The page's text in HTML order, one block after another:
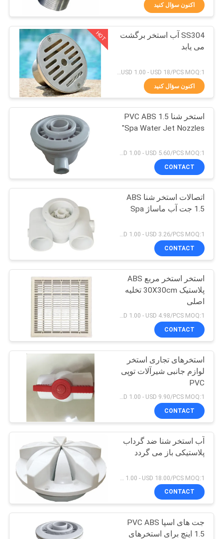
کنترل
کیفیت
تماس
بگیرید
نقل
قول
NEWS
نقشه
سایت
PRIVACY
POLICY
نازل چشمه لمینار
30
نازل مه واتر
24
پروژه چشمه موسیقی
18
جت آبشار از استیل
ضد زنگ
20
نردبان استخر استیل
19
اکنون سؤال کنید
HOT
SS304 آب استخر برگشت
می یابد
اکنون سؤال کنید
استخر شنا PVC ABS 1.5
"Spa Water Jet Nozzles
USD 1.00 - USD 5.60/PCS MOQ:1 عدد
CONTACT
اتصالات استخر شنا ABS
1.5 جت آب ماساژ Spa
USD 1.00 - USD 3.26/PCS MOQ:1 عدد
CONTACT
استخر استخر مربع ABS
پلاستیک 30X30cm تخلیه
اصلی
CONTACT
استخرهای تجاری استخر
لوازم جانبی شیرآلات توپی
PVC
CONTACT
آب استخر شنا ضد گرداب
پلاستیکی باز می گردد
CONTACT
جت های اسپا PVC ABS
1.5 اینچ برای استخرهای